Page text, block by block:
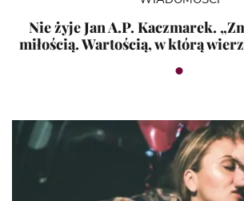
Nie żyje Jan A.P. Kaczmarek.
miłością. Wartością, w którą